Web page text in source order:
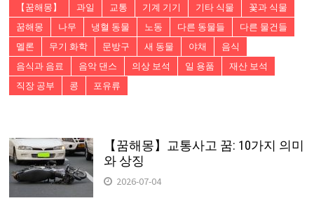
【꿈해몽】 과일 교통 기계 기기 기타 식물
꽃과 식물
꿈해몽
나무 냉혈 동물 노동 다른 동물들
다른 물건들
멜론
무기 화학 문방구 새 동물 야채
음식
음식과 음료
음악 댄스 의상 보석 일 용품
재산 보석
직장 공부
콩 포유류
【꿈해몽】교통사고 꿈: 10가지 의미
와 상징
2026-07-04